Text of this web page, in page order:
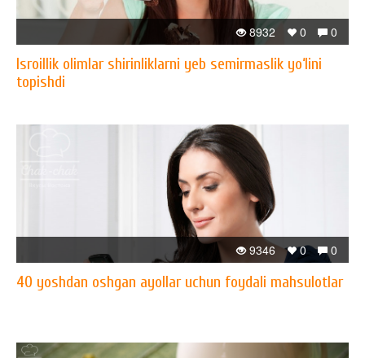
0
0
8932
Isroillik olimlar shirinliklarni yeb semirmaslik yo‘lini
topishdi
0
0
9346
40 yoshdan oshgan ayollar uchun foydali mahsulotlar